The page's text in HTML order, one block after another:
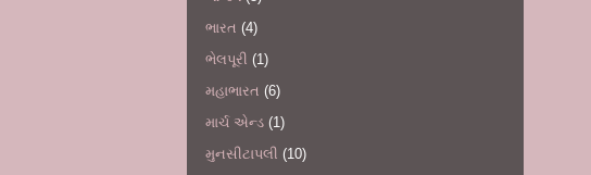
ભારત (4)
ભેલપૂરી (1)
મહાભારત (6)
માર્ચ એન્ડ (1)
મુનસીટાપલી (10)